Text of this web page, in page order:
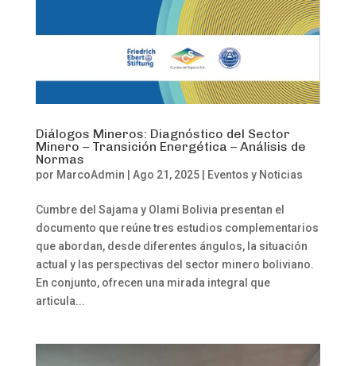
Diálogos Mineros: Diagnóstico del Sector
Minero – Transición Energética – Análisis de
Normas
por MarcoAdmin Ago 21, 2025| Eventos y Noticias
Cumbre del Sajama y Olami Bolivia presentan el
documento que reúne tres estudios complementarios
que abordan, desde diferentes ángulos, la situación
actual y las perspectivas del sector minero boliviano.
En conjunto, ofrecen una mirada integral que
articula...